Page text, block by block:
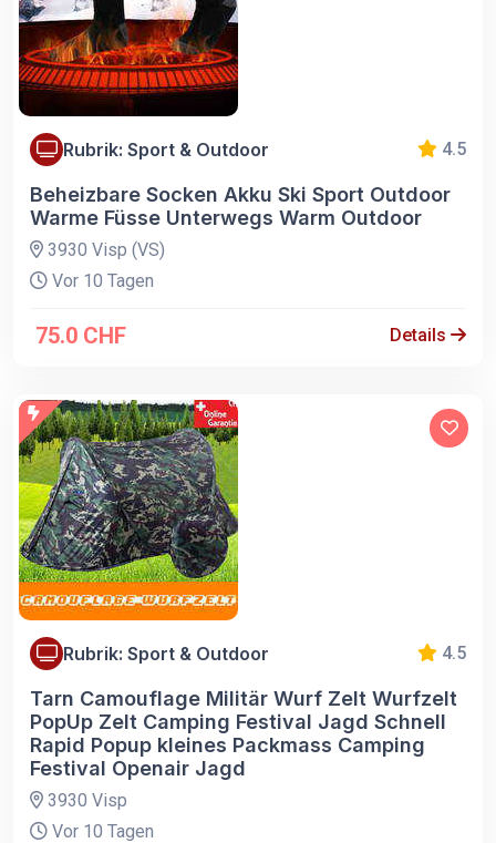
Rubrik: Sport & Outdoor 4.5
Beheizbare Socken Akku Ski Sport Outdoor
Warme Füsse Unterwegs Warm Outdoor
3930 Visp (VS)
Vor 10 Tagen
75.0 CHF Details
Rubrik: Sport & Outdoor 4.5
Tarn Camouflage Militär Wurf Zelt Wurfzelt
PopUp Zelt Camping Festival Jagd Schnell
Rapid Popup kleines Packmass Camping
Festival Openair Jagd
3930 Visp
Vor 10 Tagen